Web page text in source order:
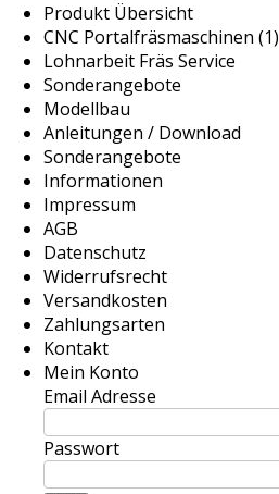
Produkt Übersicht
CNC Portalfräsmaschinen (1)
Lohnarbeit Fräs Service
Sonderangebote
Modellbau
Anleitungen / Download
Sonderangebote
Informationen
Impressum
AGB
Datenschutz
Widerrufsrecht
Versandkosten
Zahlungsarten
Kontakt
Mein Konto
Email Adresse
Passwort